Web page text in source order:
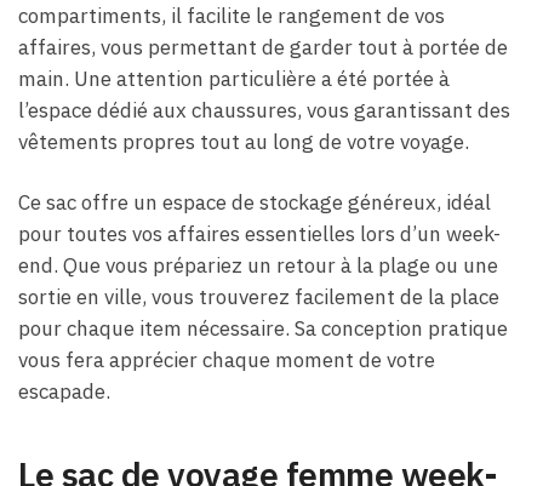
compartiments, il facilite le rangement de vos
affaires, vous permettant de garder tout à portée de
main. Une attention particulière a été portée à
l’espace dédié aux chaussures, vous garantissant des
vêtements propres tout au long de votre voyage.
Ce sac offre un espace de stockage généreux, idéal
pour toutes vos affaires essentielles lors d’un week-
end. Que vous prépariez un retour à la plage ou une
sortie en ville, vous trouverez facilement de la place
pour chaque item nécessaire. Sa conception pratique
vous fera apprécier chaque moment de votre
escapade.
Le sac de voyage femme week-